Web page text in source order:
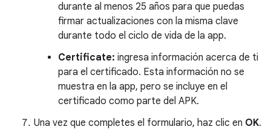
durante al menos 25 años para que puedas
firmar actualizaciones con la misma clave
durante todo el ciclo de vida de la app.
Certificate: ingresa información acerca de ti
para el certificado. Esta información no se
muestra en la app, pero se incluye en el
certificado como parte del APK.
Una vez que completes el formulario, haz clic en OK.